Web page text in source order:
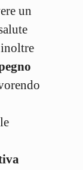
un
inoltre